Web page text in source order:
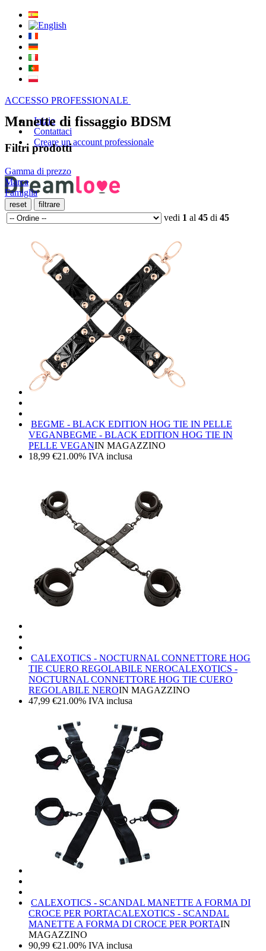
ACCESSO PROFESSIONALE
Inizio
Contattaci
Creare un account professionale
Manette di fissaggio BDSM
Filtri prodotti
Gamma di prezzo
Marca
Famiglia
vedi 1 al 45 di 45
BEGME - BLACK EDITION HOG TIE IN PELLE
VEGANBEGME - BLACK EDITION HOG TIE IN
PELLE VEGANIN MAGAZZINO
18,99 €21.00% IVA inclusa
CALEXOTICS - NOCTURNAL CONNETTORE HOG
TIE CUERO REGOLABILE NEROCALEXOTICS -
NOCTURNAL CONNETTORE HOG TIE CUERO
REGOLABILE NEROIN MAGAZZINO
47,99 €21.00% IVA inclusa
CALEXOTICS - SCANDAL MANETTE A FORMA DI
CROCE PER PORTACALEXOTICS - SCANDAL
MANETTE A FORMA DI CROCE PER PORTAIN
MAGAZZINO
90,99 €21.00% IVA inclusa